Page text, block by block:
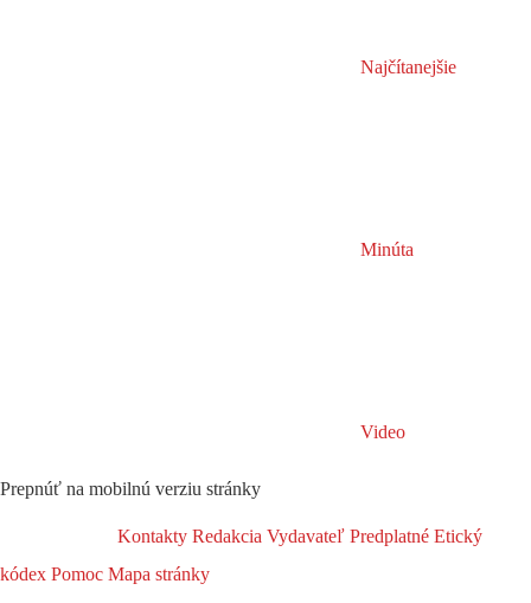
Najčítanejšie
Minúta
Video
Prepnúť na mobilnú verziu stránky
Kontakty Redakcia Vydavateľ Predplatné Etický
kódex Pomoc Mapa stránky